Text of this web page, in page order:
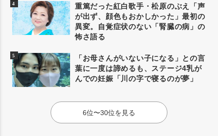
重篤だった紅白歌手・松原のぶえ「声
が出ず、顔色もおかしかった」最初の
異変。自覚症状のない「腎臓の病」の
怖さ語る
「お母さんがいない子になる」との言
葉に一度は諦めるも、ステージ4乳が
んでの妊娠「川の字で寝るのが夢」
6位〜30位を見る